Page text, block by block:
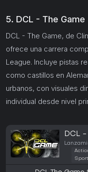
5. DCL - The Game
DCL - The Game, de
ofrece una carrera
League. Incluye pistas
como castillos en
urbanos, con visuales
individual desde nivel
DCL